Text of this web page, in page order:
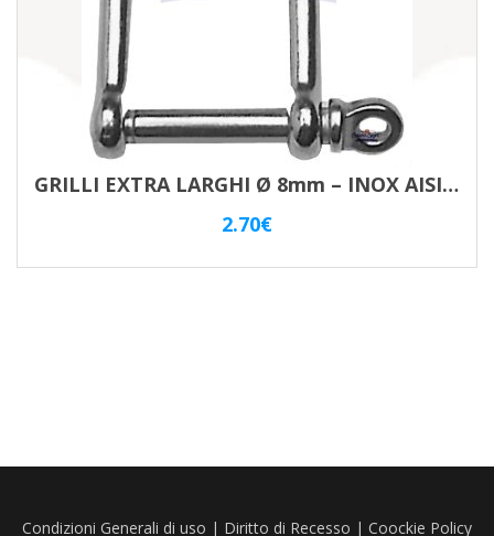
GRILLI EXTRA LARGHI Ø 8mm – INOX AISI 316
2.70€
Condizioni Generali di uso | Diritto di Recesso | Coockie Policy